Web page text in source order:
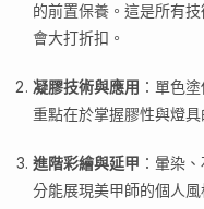
的前置保養。這是所有
會大打折扣。
凝膠技術與應用 ：單色
重點在於掌握膠性與燈
進階彩繪與延甲 ：暈染
分能展現美甲師的個人